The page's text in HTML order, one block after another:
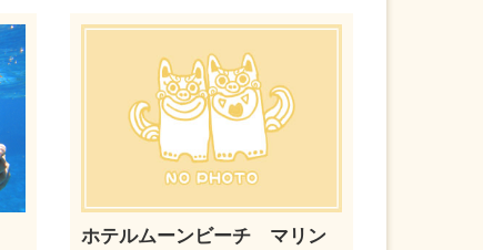
ホテルムーンビーチ マリン